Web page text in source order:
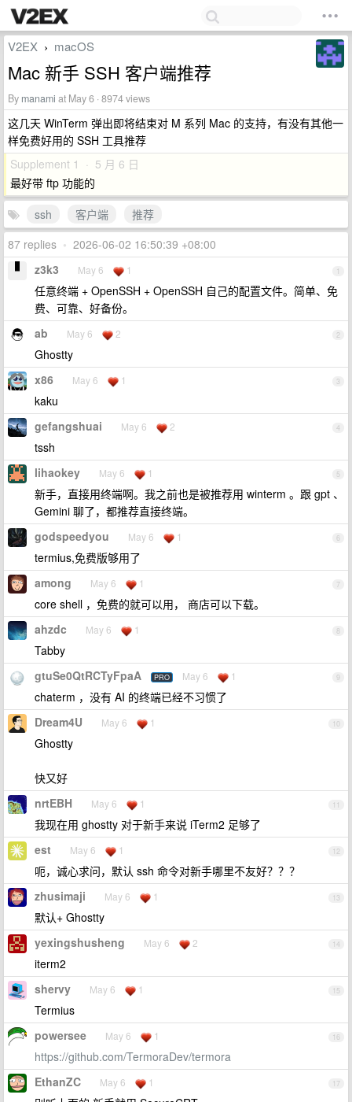
V2EX › macOS
Mac 新手 SSH 客户端推荐
By manami at May 6 · 8974 views
这几天 WinTerm 弹出即将结束对 M 系列 Mac 的支持，有没有其他一
样免费好用的 SSH 工具推荐
Supplement 1 · 5 月 6 日
最好带 ftp 功能的
ssh
客户端
推荐
87 replies • 2026-06-02 16:50:39 +08:00
1
z3k3 May 6 1
任意终端 + OpenSSH + OpenSSH 自己的配置文件。简单、免
费、可靠、好备份。
2
ab May 6 2
Ghostty
3
x86 May 6 1
kaku
4
gefangshuai May 6 2
tssh
5
lihaokey May 6 1
新手，直接用终端啊。我之前也是被推荐用 winterm 。跟 gpt 、
Gemini 聊了，都推荐直接终端。
6
godspeedyou May 6 1
termius,免费版够用了
7
among May 6 1
core shell ，免费的就可以用， 商店可以下载。
8
ahzdc May 6 1
Tabby
9
gtuSe0QtRCTyFpaA PRO May 6 1
chaterm ，没有 AI 的终端已经不习惯了
10
Dream4U May 6 1
Ghostty
快又好
11
nrtEBH May 6 1
我现在用 ghostty 对于新手来说 iTerm2 足够了
12
est May 6 1
呃，诚心求问，默认 ssh 命令对新手哪里不友好？？？
13
zhusimaji May 6 1
默认+ Ghostty
14
yexingshusheng May 6 2
iterm2
15
shervy May 6 1
Termius
16
powersee May 6 1
https://github.com/TermoraDev/termora
17
EthanZC May 6 1